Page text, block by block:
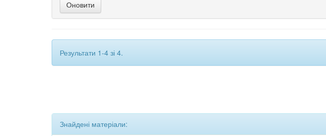
Результати 1-4 зі 4.
Знайдені матеріали: